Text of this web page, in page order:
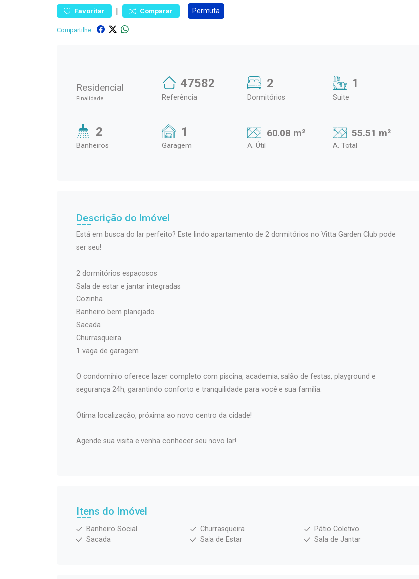
Favoritar | Comparar Permuta
Compartilhe:
Residencial
Finalidade
47582
Referência
2
Dormitórios
1
Suite
2
Banheiros
1
Garagem
60.08 m²
A. Útil
55.51 m²
A. Total
Descrição do Imóvel
Está em busca do lar perfeito? Este lindo apartamento de 2 dormitórios no Vitta Garden Club pode
ser seu!
2 dormitórios espaçosos
Sala de estar e jantar integradas
Cozinha
Banheiro bem planejado
Sacada
Churrasqueira
1 vaga de garagem
O condomínio oferece lazer completo com piscina, academia, salão de festas, playground e
segurança 24h, garantindo conforto e tranquilidade para você e sua família.
Ótima localização, próxima ao novo centro da cidade!
Agende sua visita e venha conhecer seu novo lar!
Itens do Imóvel
Banheiro Social Churrasqueira
Pátio Coletivo
Sacada
Sala de Estar Sala de Jantar